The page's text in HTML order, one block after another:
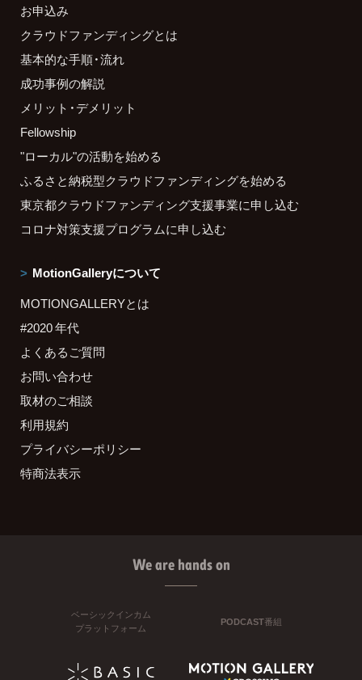
お申込み
クラウドファンディングとは
基本的な手順・流れ
成功事例の解説
メリット・デメリット
Fellowship
"ローカル"の活動を始める
ふるさと納税型クラウドファンディングを始める
東京都クラウドファンディング支援事業に申し込む
コロナ対策支援プログラムに申し込む
MotionGalleryについて
MOTIONGALLERYとは
#2020 年代
よくあるご質問
お問い合わせ
取材のご相談
利用規約
プライバシーポリシー
特商法表示
We are hands on
ベーシックインカム
プラットフォーム
PODCAST番組